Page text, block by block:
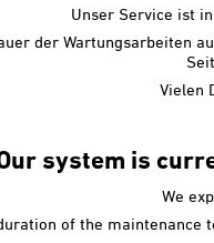
Unser Service ist
der Wartungsarbeiten
Vielen
system is
We
of the maintenance